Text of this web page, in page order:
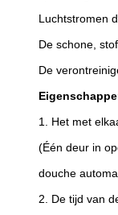
Luchtstromen
De schone,
De
1. Het met
(Één deur in
douche
2. De tijd van